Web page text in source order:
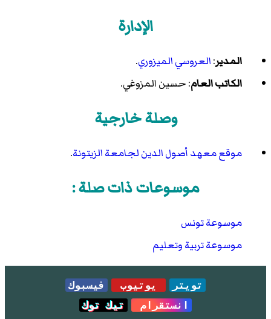
الإدارة
المدير:العروسي الميزوري.
الكاتب العام: حسين المزوغي.
وصلة خارجية
موقع معهد أصول الدين لجامعة الزيتونة.
موسوعات ذات صلة :
موسوعة تونس
موسوعة تربية وتعليم
تويتر يوتيوب
فيسبوك
انستقرام
تيك توك